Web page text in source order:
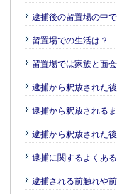
逮捕後の留置場の中
留置場での生活は？
留置場では家族と面
逮捕から釈放された
逮捕から釈放される
逮捕から釈放された
逮捕に関するよくあ
逮捕される前触れや